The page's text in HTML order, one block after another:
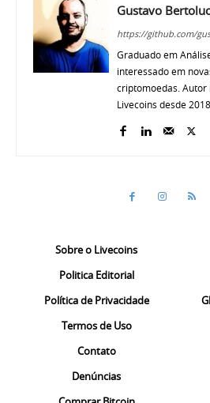
Gustavo
https://github.com/
Graduado em
interessado em
criptomoedas. Autor
Livecoins desde 2018.
Sobre o Livecoins
Politica Editorial
Política de Privacidade
Termos de Uso
Contato
Denúncias